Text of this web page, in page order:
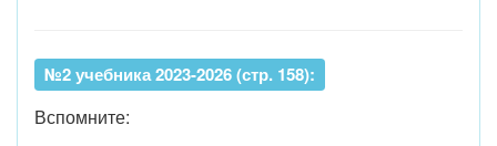
№2 учебника 2023-2026 (стр. 158):
Вспомните: